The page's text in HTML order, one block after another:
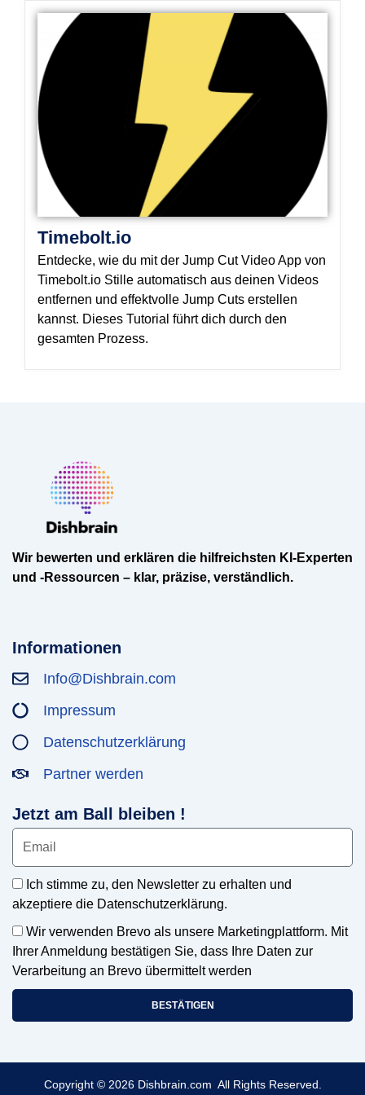
Timebolt.io
Entdecke, wie du mit der Jump Cut Video App von
Timebolt.io Stille automatisch aus deinen Videos
entfernen und effektvolle Jump Cuts erstellen
kannst. Dieses Tutorial führt dich durch den
gesamten Prozess.
Wir bewerten und erklären die hilfreichsten KI-Experten
und -Ressourcen – klar, präzise, verständlich.
Informationen
Info@Dishbrain.com
Impressum
Datenschutzerklärung
Partner werden
Jetzt am Ball bleiben !
Ich stimme zu, den Newsletter zu erhalten und
akzeptiere die Datenschutzerklärung.
Wir verwenden Brevo als unsere Marketingplattform. Mit
Ihrer Anmeldung bestätigen Sie, dass Ihre Daten zur
Verarbeitung an Brevo übermittelt werden
BESTÄTIGEN
Copyright © 2026 Dishbrain.com All Rights Reserved.